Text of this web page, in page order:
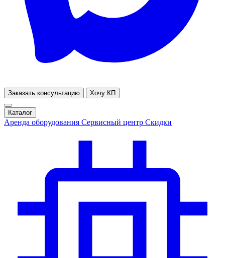
Заказать консультацию Хочу КП
Каталог
Аренда оборудования Сервисный центр Скидки